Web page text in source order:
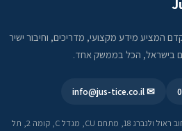
המציע מידע מקצועי, מדריכים, וחיבור ישיר
בישראל, הכל בממשק אחד.
✉ info@jus-tice.co.il
רחוב ראול ולנברג 18, מתחם CU, מגדל C, קומה 2, תל